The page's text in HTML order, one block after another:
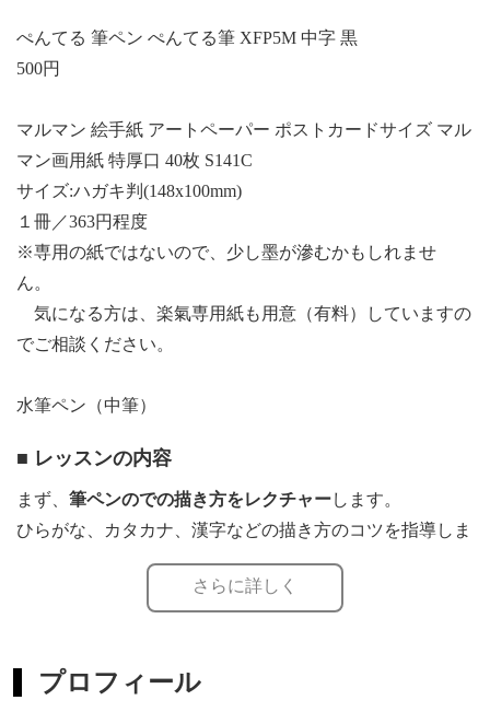
ぺんてる 筆ペン ぺんてる筆 XFP5M 中字 黒
500円
マルマン 絵手紙 アートペーパー ポストカードサイズ マル
マン画用紙 特厚口 40枚 S141C
サイズ:ハガキ判(148x100mm)
１冊／363円程度
※専用の紙ではないので、少し墨が滲むかもしれませ
ん。
気になる方は、楽氣専用紙も用意（有料）していますの
でご相談ください。
水筆ペン（中筆）
■ レッスンの内容
まず、 筆ペンのでの描き方をレクチャーします。
ひらがな、カタカナ、漢字などの描き方のコツを指導しま
懇切丁寧にわかりやすく説明していきますが、分からない
さらに詳しく
プロフィール